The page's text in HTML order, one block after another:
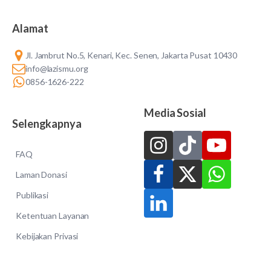
Alamat
Jl. Jambrut No.5, Kenari, Kec. Senen, Jakarta Pusat 10430
info@lazismu.org
0856-1626-222
Selengkapnya
FAQ
Laman Donasi
Publikasi
Ketentuan Layanan
Kebijakan Privasi
Media Sosial